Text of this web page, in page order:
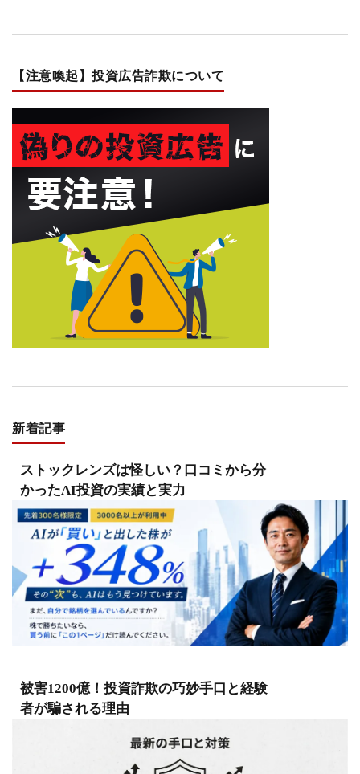
【注意喚起】投資広告詐欺について
新着記事
ストックレンズは怪しい？口コミから分
かったAI投資の実績と実力
被害1200億！投資詐欺の巧妙手口と経験
者が騙される理由